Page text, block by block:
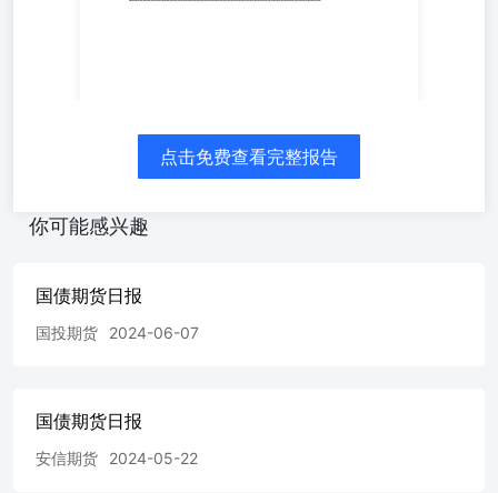
点击免费查看完整报告
你可能感兴趣
国债期货日报
国投期货 2024-06-07
国债期货日报
安信期货 2024-05-22